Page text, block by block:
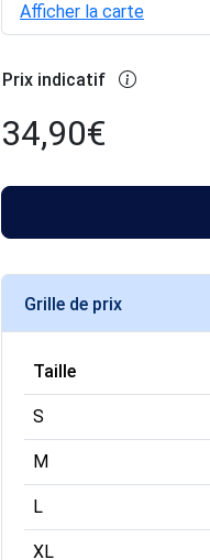
Afficher la carte
Prix indicatif
34,90€
Grille de prix
Taille
S
M
L
XL